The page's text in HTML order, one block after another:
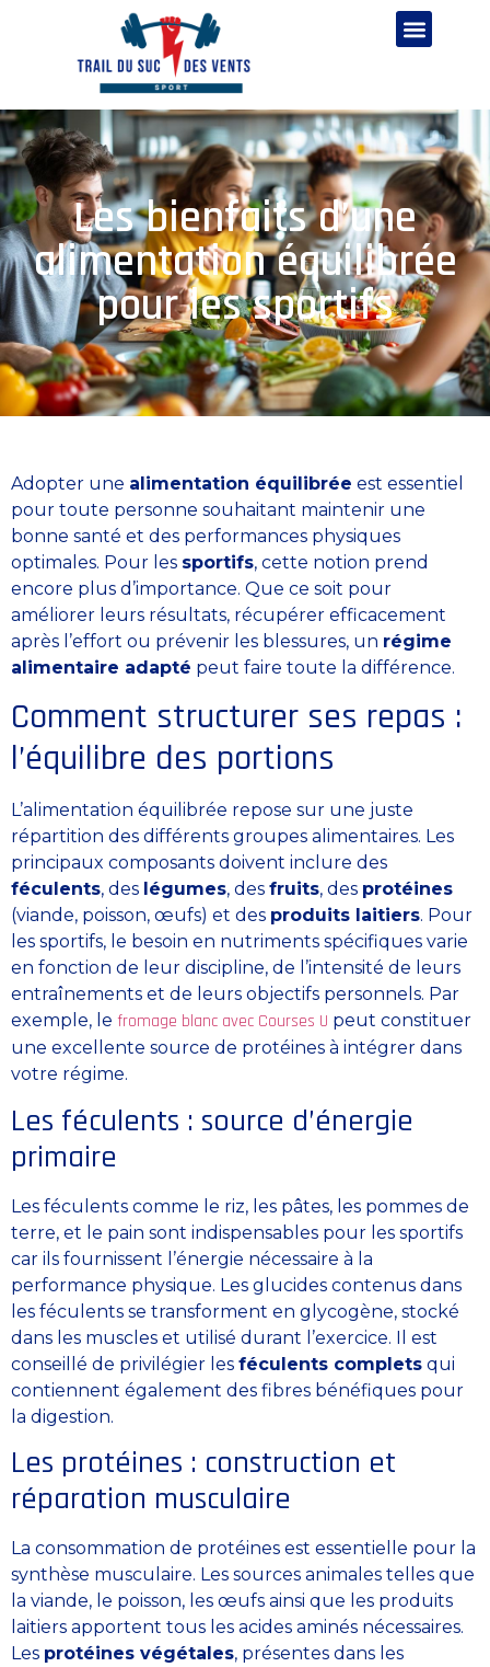
Les bienfaits d’une
alimentation équilibrée
pour les sportifs
Adopter une alimentation équilibrée est essentiel
pour toute personne souhaitant maintenir une
bonne santé et des performances physiques
optimales. Pour les sportifs, cette notion prend
encore plus d’importance. Que ce soit pour
améliorer leurs résultats, récupérer efficacement
après l’effort ou prévenir les blessures, un régime
alimentaire adapté peut faire toute la différence.
Comment structurer ses repas :
l’équilibre des portions
L’alimentation équilibrée repose sur une juste
répartition des différents groupes alimentaires. Les
principaux composants doivent inclure des
féculents, des légumes, des fruits, des protéines
(viande, poisson, œufs) et des produits laitiers. Pour
les sportifs, le besoin en nutriments spécifiques varie
en fonction de leur discipline, de l’intensité de leurs
entraînements et de leurs objectifs personnels. Par
exemple, le fromage blanc avec Courses U peut constituer
une excellente source de protéines à intégrer dans
votre régime.
Les féculents : source d’énergie
primaire
Les féculents comme le riz, les pâtes, les pommes de
terre, et le pain sont indispensables pour les sportifs
car ils fournissent l’énergie nécessaire à la
performance physique. Les glucides contenus dans
les féculents se transforment en glycogène, stocké
dans les muscles et utilisé durant l’exercice. Il est
conseillé de privilégier les féculents complets qui
contiennent également des fibres bénéfiques pour
la digestion.
Les protéines : construction et
réparation musculaire
La consommation de protéines est essentielle pour la
synthèse musculaire. Les sources animales telles que
la viande, le poisson, les œufs ainsi que les produits
laitiers apportent tous les acides aminés nécessaires.
Les protéines végétales, présentes dans les